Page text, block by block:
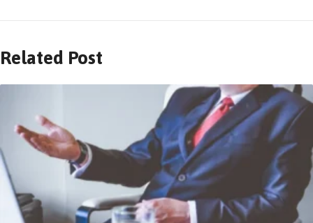
Related Post